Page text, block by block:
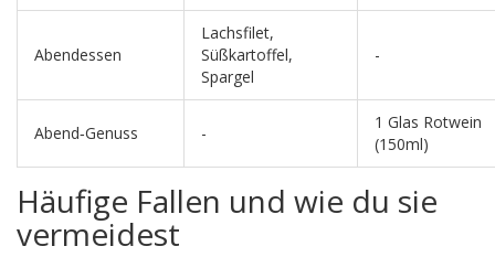
Abendessen
Lachsfilet,
Süßkartoffel,
Spargel
-
Abend‑Genuss -
1 Glas Rotwein
(150ml)
Häufige Fallen und wie du sie
vermeidest